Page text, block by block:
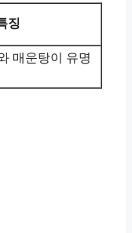
징
매운탕이 유명